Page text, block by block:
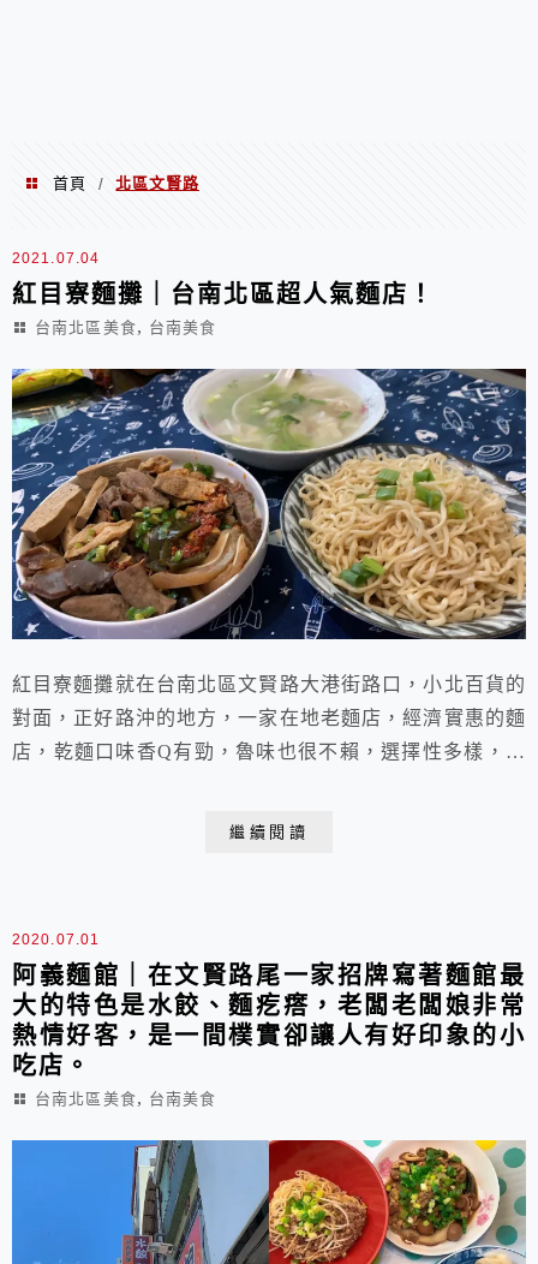
首頁 / 北區文賢路
北區文賢路
2021.07.04
紅目寮麵攤｜台南北區超人氣麵店！
台南北區美食, 台南美食
紅目寮麵攤就在台南北區文賢路大港街路口，小北百貨的
對面，正好路沖的地方，一家在地老麵店，經濟實惠的麵
店，乾麵口味香Q有勁，魯味也很不賴，選擇性多樣，唯
繼續閱讀
2020.07.01
阿義麵館｜在文賢路尾一家招牌寫著麵館最
大的特色是水餃、麵疙瘩，老闆老闆娘非常
熱情好客，是一間樸實卻讓人有好印象的小
吃店。
台南北區美食, 台南美食